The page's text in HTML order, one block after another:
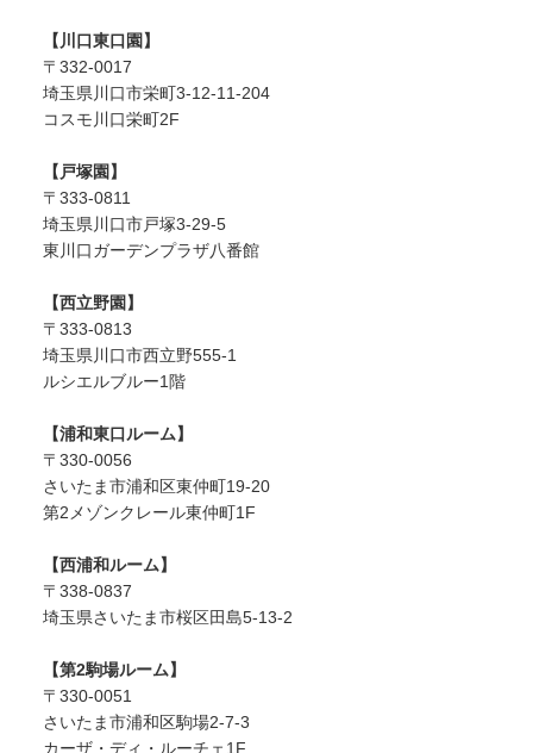
【川口東口園】
〒332-0017
埼玉県川口市栄町3-12-11-204
コスモ川口栄町2F
【戸塚園】
〒333-0811
埼玉県川口市戸塚3-29-5
東川口ガーデンプラザ八番館
【西立野園】
〒333-0813
埼玉県川口市西立野555-1
ルシエルブルー1階
【浦和東口ルーム】
〒330-0056
さいたま市浦和区東仲町19-20
第2メゾンクレール東仲町1F
【西浦和ルーム】
〒338-0837
埼玉県さいたま市桜区田島5-13-2
【第2駒場ルーム】
〒330-0051
さいたま市浦和区駒場2-7-3
カーザ・ディ・ルーチェ1F